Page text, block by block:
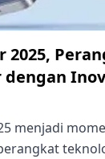
2025,
menjadi